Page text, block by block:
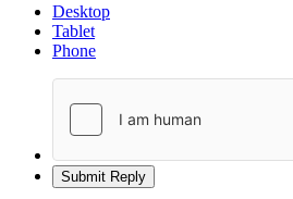
Desktop
Tablet
Phone
Submit Reply